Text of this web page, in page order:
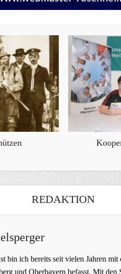
REDAKTION
bin ich bereits seit vielen Jahren
und Oberbayern befasst. Mit